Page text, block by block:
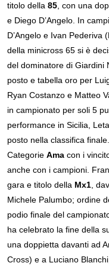
titolo della85 , con una
e Diego D’Angelo. In
D’Angelo e Ivan Pederiva
della minicross 65 si è
del dominatore di Giardini
posto e tabella oro per
Ryan Costanzo e Matteo
in campionato per soli 5
performance in Sicilia,
posto nella classifica finale.
CategorieAma con i
anche con i campioni.
gara e titolo della Mx1 ,
Michele Palumbo; ordine
podio finale del
ha celebrato la fine della
una doppietta davanti ad
Cross) e a Luciano